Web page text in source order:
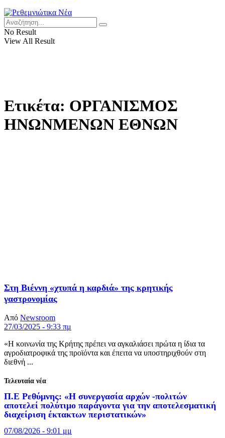
No Result
View All Result
Ετικέτα: ΟΡΓΑΝΙΣΜΟΣ
ΗΝΩΝΜΕΝΩΝ ΕΘΝΩΝ
Στη Βιέννη «χτυπά η καρδιά» της κρητικής
γαστρονομίας
Από Newsroom
27/03/2025 - 9:33 πμ
«Η κοινωνία της Κρήτης πρέπει να αγκαλιάσει πρώτα η ίδια τα
αγροδιατροφικά της προϊόντα και έπειτα να υποστηριχθούν στη
διεθνή ...
Τελευταία νέα
Π.Ε Ρεθύμνης: «Η συνεργασία αρχών -πολιτών
αποτελεί πολύτιμο παράγοντα για την αποτελεσματική
διαχείριση έκτακτων περιστατικών»
07/08/2026 - 9:01 μμ